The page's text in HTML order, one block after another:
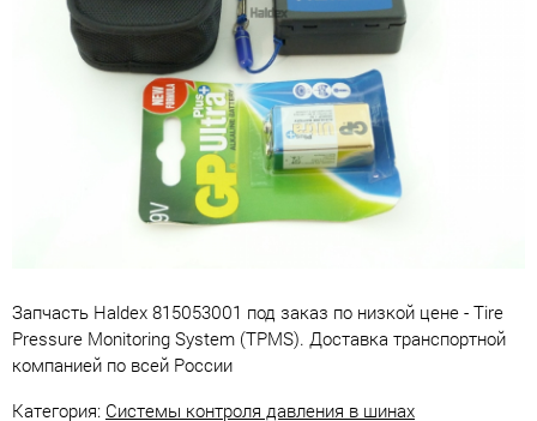
Запчасть Haldex 815053001 под заказ по низкой цене - Tire
Pressure Monitoring System (TPMS). Доставка транспортной
компанией по всей России
Категория: Системы контроля давления в шинах